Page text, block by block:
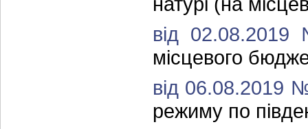
від
місцевого
від 06.08.2019
режиму по